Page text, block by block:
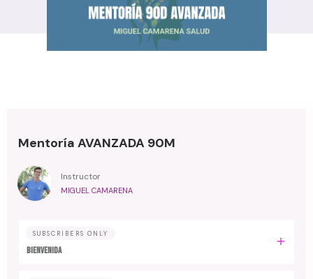
Mentoría AVANZADA 90M
Instructor
MIGUEL CAMARENA
SUBSCRIBERS ONLY
BIENVENIDA